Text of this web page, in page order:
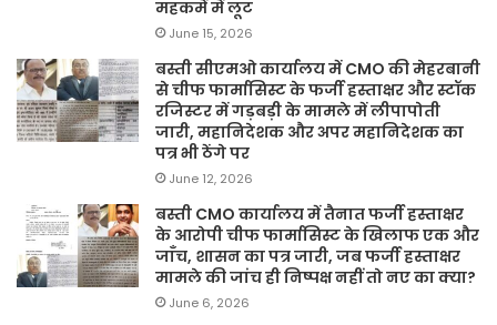
महकमें में लूट
June 15, 2026
बस्ती सीएमओ कार्यालय में CMO की मेहरबानी
से चीफ फार्मासिस्ट के फर्जी हस्ताक्षर और स्टॉक
रजिस्टर में गड़बड़ी के मामले में लीपापोती
जारी, महानिदेशक और अपर महानिदेशक का
पत्र भी ठेंगे पर
June 12, 2026
बस्ती CMO कार्यालय में तैनात फर्जी हस्ताक्षर
के आरोपी चीफ फार्मासिस्ट के खिलाफ एक और
जाँच, शासन का पत्र जारी, जब फर्जी हस्ताक्षर
मामले की जांच ही निष्पक्ष नहीं तो नए का क्या?
June 6, 2026